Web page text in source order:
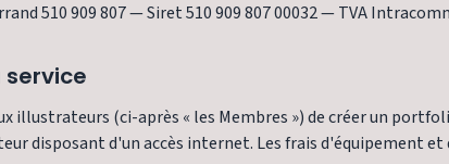
510 909 807 — Siret 510 909 807 00032 — TVA
service
illustrateurs (ci-après « les Membres ») de créer un
disposant d'un accès internet. Les frais d'équipement